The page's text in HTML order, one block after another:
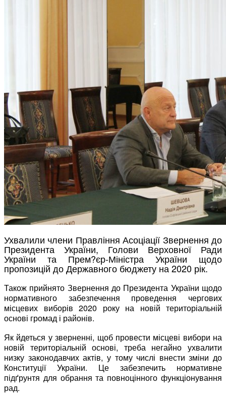
Ухвалили члени Правління Асоціації Звернення до
Президента України, Голови Верховної Ради
України та Прем?єр-Міністра України щодо
пропозицій до Державного бюджету на 2020 рік.
Також прийнято Звернення до Президента України щодо
нормативного забезпечення проведення чергових
місцевих виборів 2020 року на новій територіальній
основі громад і районів.
Як йдеться у зверненні, щоб провести місцеві вибори на
новій територіальній основі, треба негайно ухвалити
низку законодавчих актів, у тому числі внести зміни до
Конституції України. Це забезпечить нормативне
підґрунтя для обрання та повноцінного функціонування
рад.